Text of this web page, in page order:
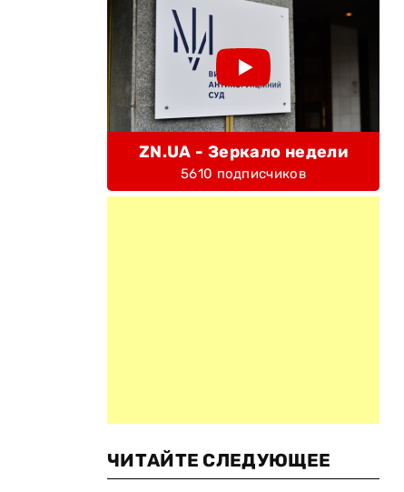
ZN.UA - Зеркало недели
5610 подписчиков
ЧИТАЙТЕ СЛЕДУЮЩЕЕ